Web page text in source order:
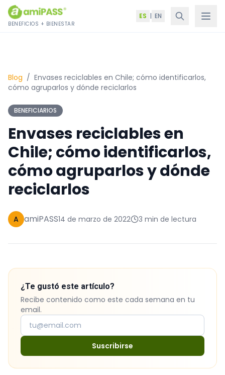
Saltar al contenido
BENEFICIOS + BIENESTAR
ES | EN
Blog / Envases reciclables en Chile; cómo identificarlos,
cómo agruparlos y dónde reciclarlos
BENEFICIARIOS
Envases reciclables en
Chile; cómo identificarlos,
cómo agruparlos y dónde
reciclarlos
A amiPASS14 de marzo de 2022 3 min de lectura
¿Te gustó este artículo?
Recibe contenido como este cada semana en tu
email.
Suscribirse